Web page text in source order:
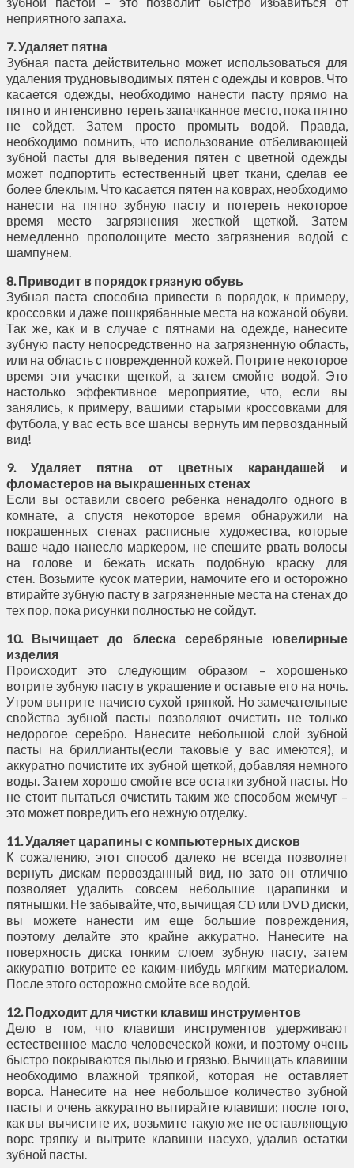
неприятного запаха.
7. Удаляет пятна
Зубная паста действительно может использоваться для
удаления трудновыводимых пятен с одежды и ковров. Что
касается одежды, необходимо нанести пасту прямо на
пятно и интенсивно тереть запачканное место, пока пятно
не сойдет. Затем просто промыть водой. Правда,
необходимо помнить, что использование отбеливающей
зубной пасты для выведения пятен с цветной одежды
может подпортить естественный цвет ткани, сделав ее
более блеклым. Что касается пятен на коврах, необходимо
нанести на пятно зубную пасту и потереть некоторое
время место загрязнения жесткой щеткой. Затем
немедленно прополощите место загрязнения водой с
шампунем.
8. Приводит в порядок грязную обувь
Зубная паста способна привести в порядок, к примеру,
кроссовки и даже пошкрябанные места на кожаной обуви.
Так же, как и в случае с пятнами на одежде, нанесите
зубную пасту непосредственно на загрязненную область,
или на область с поврежденной кожей. Потрите некоторое
время эти участки щеткой, а затем смойте водой. Это
настолько эффективное мероприятие, что, если вы
занялись, к примеру, вашими старыми кроссовками для
футбола, у вас есть все шансы вернуть им первозданный
вид!
9. Удаляет пятна от цветных карандашей и
фломастеров на выкрашенных стенах
Если вы оставили своего ребенка ненадолго одного в
комнате, а спустя некоторое время обнаружили на
покрашенных стенах расписные художества, которые
ваше чадо нанесло маркером, не спешите рвать волосы
на голове и бежать искать подобную краску для
стен. Возьмите кусок материи, намочите его и осторожно
втирайте зубную пасту в загрязненные места на стенах до
тех пор, пока рисунки полностью не сойдут.
10. Вычищает до блеска серебряные ювелирные
изделия
Происходит это следующим образом – хорошенько
вотрите зубную пасту в украшение и оставьте его на ночь.
Утром вытрите начисто сухой тряпкой. Но замечательные
свойства зубной пасты позволяют очистить не только
недорогое серебро. Нанесите небольшой слой зубной
пасты на бриллианты(если таковые у вас имеются), и
аккуратно почистите их зубной щеткой, добавляя немного
воды. Затем хорошо смойте все остатки зубной пасты. Но
не стоит пытаться очистить таким же способом жемчуг –
это может повредить его нежную отделку.
11. Удаляет царапины с компьютерных дисков
К сожалению, этот способ далеко не всегда позволяет
вернуть дискам первозданный вид, но зато он отлично
позволяет удалить совсем небольшие царапинки и
пятнышки. Не забывайте, что, вычищая CD или DVD диски,
вы можете нанести им еще большие повреждения,
поэтому делайте это крайне аккуратно. Нанесите на
поверхность диска тонким слоем зубную пасту, затем
аккуратно вотрите ее каким-нибудь мягким материалом.
После этого осторожно смойте все водой.
12. Подходит для чистки клавиш инструментов
Дело в том, что клавиши инструментов удерживают
естественное масло человеческой кожи, и поэтому очень
быстро покрываются пылью и грязью. Вычищать клавиши
необходимо влажной тряпкой, которая не оставляет
ворса. Нанесите на нее небольшое количество зубной
пасты и очень аккуратно вытирайте клавиши; после того,
как вы вычистите их, возьмите такую же не оставляющую
ворс тряпку и вытрите клавиши насухо, удалив остатки
зубной пасты.